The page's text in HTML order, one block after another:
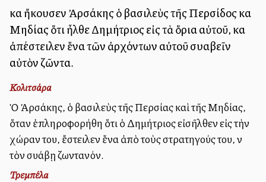
καὶ ἤκουσεν Ἀρσάκης ὁ βασιλεὺς τῆς Περσίδος καὶ
Μηδίας ὅτι ἦλθε Δημήτριος εἰς τὰ ὅρια αὐτοῦ, καὶ
ἀπέστειλεν ἕνα τῶν ἀρχόντων αὐτοῦ συλλαβεῖν
αὐτὸν ζῶντα.
Κολιτσάρα
Ὁ Ἀρσάκης, ὁ βασιλεὺς τῆς Περσίας καὶ τῆς Μηδίας,
ὅταν ἐπληροφορήθη ὅτι ὁ Δημήτριος εἰσῆλθεν εἰς τὴν
χώραν του, ἔστειλεν ἕνα ἀπὸ τοὺς στρατηγούς του, νὰ
τὸν συλλάβῃ ζωντανόν.
Τρεμπέλα